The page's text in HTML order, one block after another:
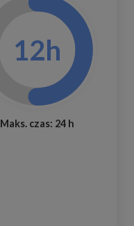
12h
Maks. czas: 24 h